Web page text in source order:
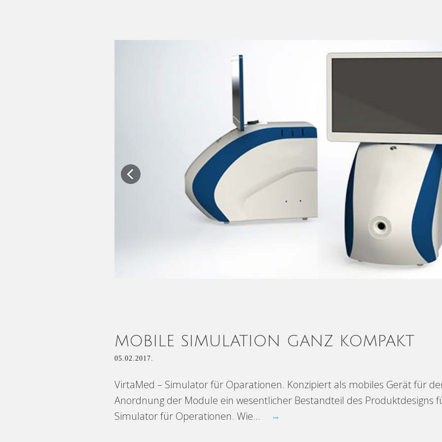
Previous
MOBILE SIMULATION GANZ KOMPAKT
05.02.2017.
VirtaMed – Simulator für Oparationen. Konzipiert als mobiles Gerät für
Anordnung der Module ein wesentlicher Bestandteil des Produktdesigns
Simulator für Operationen. Wie...